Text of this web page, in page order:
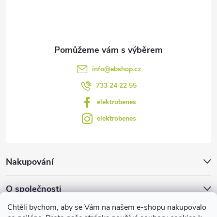
Chtěli bychom, aby se Vám na našem e-shopu nakupovalo
u
Nakupování
O společnosti
info@ebshop.cz
733 24 22 55
elektrobenes
elektrobenes